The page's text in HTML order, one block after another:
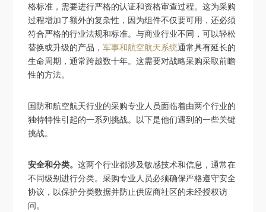
格标准，需要进行严格的认证和资格审查过程。这为采购
过程增加了额外的复杂性，因为组件不仅要可用，还必须
符合严格的行业法规和标准。与商业行业不同，可以轻松
替换或升级的产品，军事和航空航天系统通常具有延长的
生命周期，通常跨越数十年。这需要对战略采购采取前瞻
性的方法。
国防和航空航天行业的采购专业人员面临着由两个行业的
独特特性引起的一系列挑战。以下是他们遇到的一些关键
挑战。
安全和分类。这两个行业都涉及敏感技术和信息，通常在
不同级别进行分类。采购专业人员必须确保严格遵守安全
协议，以保护分类数据并防止供应商社区的未经授权访
问。